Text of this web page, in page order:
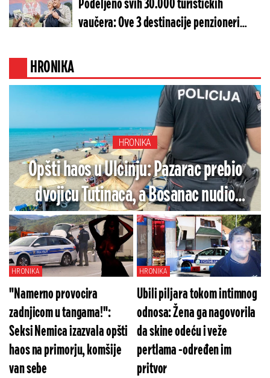
Podeljeno svih 30.000 turističkih
vaučera: Ove 3 destinacije penzioneri
HRONIKA
HRONIKA
Opšti haos u Ulcinju: Pazarac prebio
dvojicu Tutinaca, a Bosanac nudio
Srpkinji kokain
HRONIKA
"Namerno provocira
zadnjicom u tangama!":
Seksi Nemica izazvala opšti
haos na primorju, komšije
van sebe
HRONIKA
Ubili piljara tokom intimnog
odnosa: Žena ga nagovorila
da skine odeću i veže
pertlama -određen im
pritvor